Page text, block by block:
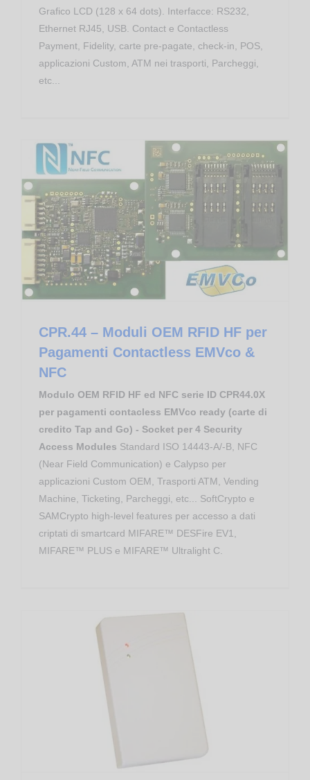
Grafico LCD (128 x 64 dots). Interfacce: RS232,
Ethernet RJ45, USB. Contact e Contactless
Payment, Fidelity, carte pre-pagate, check-in, POS,
applicazioni Custom, ATM nei trasporti, Parcheggi,
etc...
CPR.44 – Moduli OEM RFID HF per
Pagamenti Contactless EMVco &
NFC
Modulo OEM RFID HF ed NFC serie ID CPR44.0X
per pagamenti contacless EMVco ready (carte di
credito Tap and Go) - Socket per 4 Security
Access Modules Standard ISO 14443-A/-B, NFC
(Near Field Communication) e Calypso per
applicazioni Custom OEM, Trasporti ATM, Vending
Machine, Ticketing, Parcheggi, etc... SoftCrypto e
SAMCrypto high-level features per accesso a dati
criptati di smartcard MIFARE™ DESFire EV1,
MIFARE™ PLUS e MIFARE™ Ultralight C.